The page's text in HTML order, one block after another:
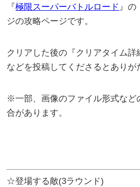
『極限スーパーバトルロード 』の
ジの攻略ページです。
クリアした後の『クリアタイム詳
などを投稿してくださるとありが
※一部、画像のファイル形式など
合があります。
☆登場する敵(3ラウンド)